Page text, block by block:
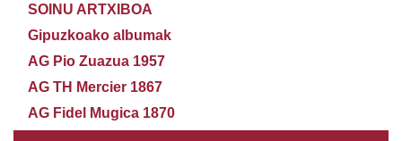
SOINU ARTXIBOA
Gipuzkoako albumak
AG Pio Zuazua 1957
AG TH Mercier 1867
AG Fidel Mugica 1870